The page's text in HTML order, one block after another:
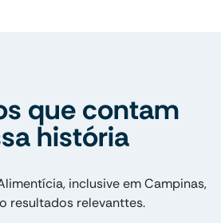
que contam
história
inclusive em Campinas,
resultados relevanttes.